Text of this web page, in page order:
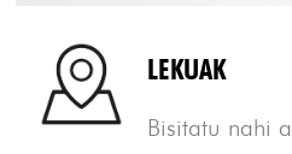
LEKUAK
Bisitatu nahi